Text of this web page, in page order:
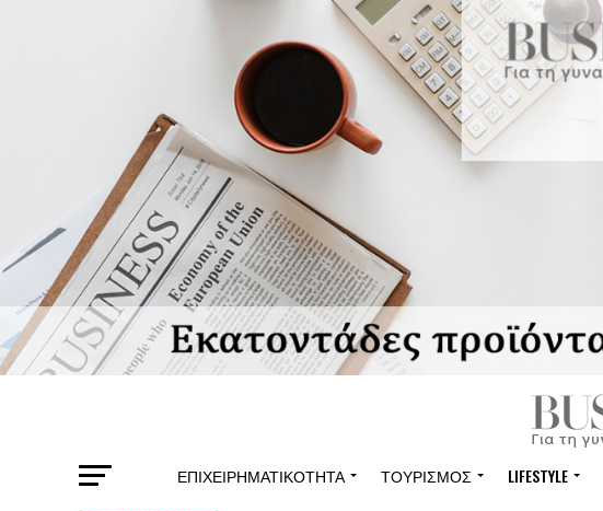
ΕΠΙΧΕΙΡΗΜΑΤΙΚΌΤΗΤΑ ΤΟΥΡΙΣΜΌΣ LIFESTYLE